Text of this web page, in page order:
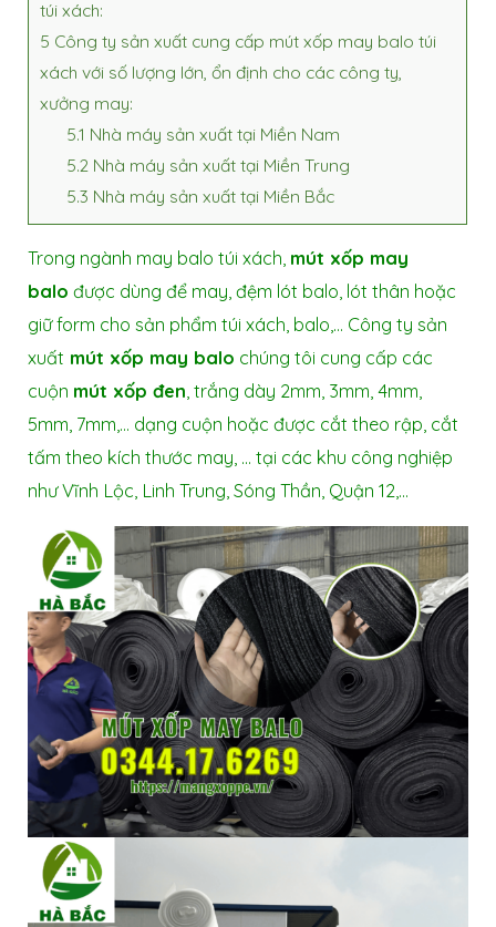
túi xách:
5 Công ty sản xuất cung cấp mút xốp may balo túi
xách với số lượng lớn, ổn định cho các công ty,
xưởng may:
5.1 Nhà máy sản xuất tại Miền Nam
5.2Nhà máy sản xuất tại Miền Trung
5.3 Nhà máy sản xuất tại Miền Bắc
Trong ngành may balo túi xách, mút xốp may
balo được dùng để may, đệm lót balo, lót thân hoặc
giữ form cho sản phẩm túi xách, balo,… Công ty sản
xuất mút xốp may balo chúng tôi cung cấp các
cuộn mút xốp đen, trắng dày 2mm, 3mm, 4mm,
5mm, 7mm,… dạng cuộn hoặc được cắt theo rập, cắt
tấm theo kích thước may, … tại các khu công nghiệp
như Vĩnh Lộc, Linh Trung, Sóng Thần, Quận 12,…